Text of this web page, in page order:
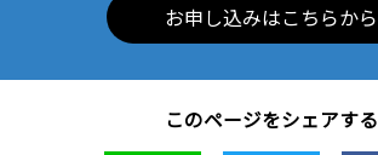
お申し込みはこちらから
このページをシェアする